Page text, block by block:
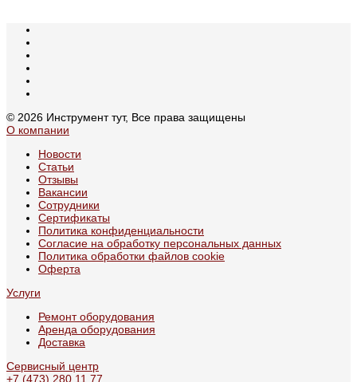
© 2026 Инструмент тут, Все права защищены
О компании
Новости
Статьи
Отзывы
Вакансии
Сотрудники
Сертификаты
Политика конфиденциальности
Согласие на обработку персональных данных
Политика обработки файлов cookie
Оферта
Услуги
Ремонт оборудования
Аренда оборудования
Доставка
Сервисный центр
+7 (473) 280 11 77